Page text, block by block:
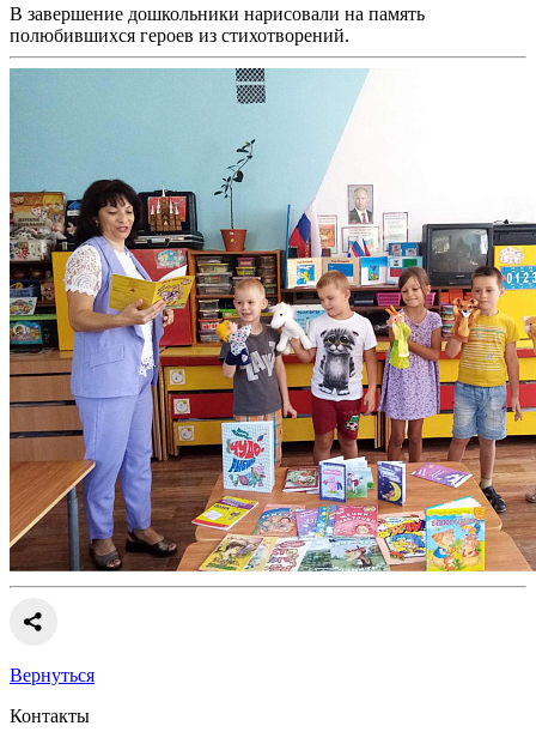
В завершение дошкольники нарисовали на память
полюбившихся героев из стихотворений.
Вернуться
Контакты